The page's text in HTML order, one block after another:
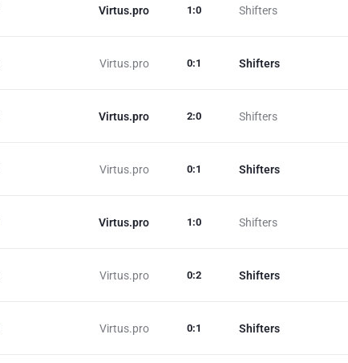
Virtus.pro Shifters
1 :0
Virtus.pro Shifters
0:1
Virtus.pro Shifters
2:0
Virtus.pro Shifters
0:1
Virtus.pro Shifters
1 :0
Virtus.pro Shifters
0:2
Virtus.pro Shifters
0:1